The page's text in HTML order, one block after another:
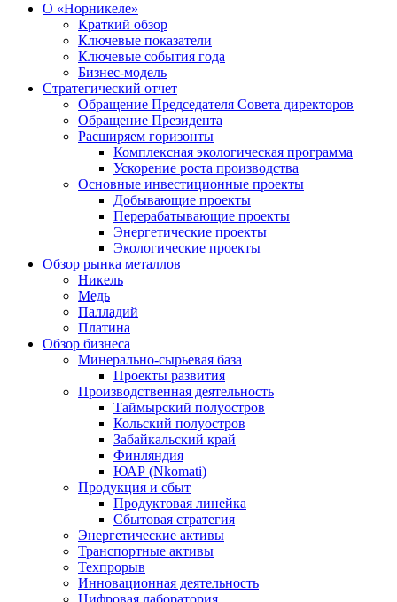
О «Норникеле»
Краткий обзор
Ключевые показатели
Ключевые события года
Бизнес-модель
Стратегический отчет
Обращение Председателя Совета директоров
Обращение Президента
Расширяем горизонты
Комплексная экологическая программа
Ускорение роста производства
Основные инвестиционные проекты
Добывающие проекты
Перерабатывающие проекты
Энергетические проекты
Экологические проекты
Обзор рынка металлов
Никель
Медь
Палладий
Платина
Обзор бизнеса
Минерально-сырьевая база
Проекты развития
Производственная деятельность
Таймырский полуостров
Кольский полуостров
Забайкальский край
Финляндия
ЮАР (Nkomati)
Продукция и сбыт
Продуктовая линейка
Сбытовая стратегия
Энергетические активы
Транспортные активы
Техпрорыв
Инновационная деятельность
Цифровая лаборатория